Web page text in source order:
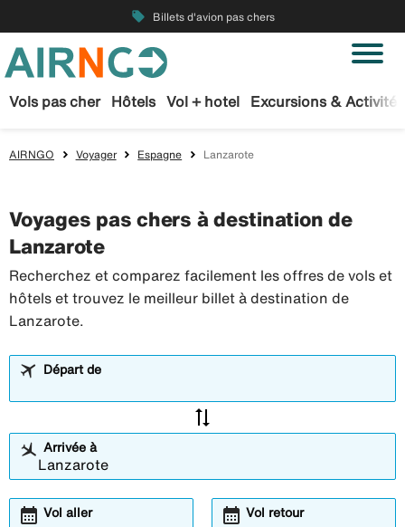
local_offer Billets d'avion pas chers
Vols pas cher Hôtels Vol + hotel Excursions & Activités
AIRNGO Voyager Espagne Lanzarote
Voyages pas chers à destination de
Lanzarote
Recherchez et comparez facilement les offres de vols et
hôtels et trouvez le meilleur billet à destination de
Lanzarote.
Départ de
sync_alt
Arrivée à
Vol aller
calendar_month Vol retour
calendar_month